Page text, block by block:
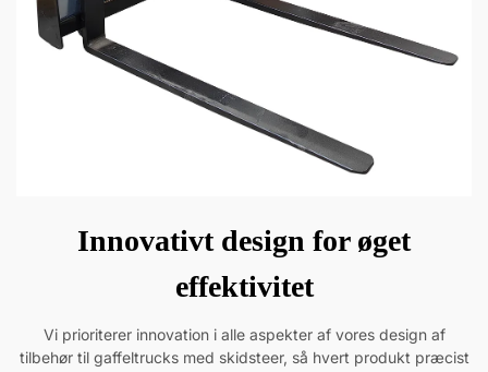
Innovativt design for øget
effektivitet
Vi prioriterer innovation i alle aspekter af vores design af
tilbehør til gaffeltrucks med skidsteer, så hvert produkt præcist